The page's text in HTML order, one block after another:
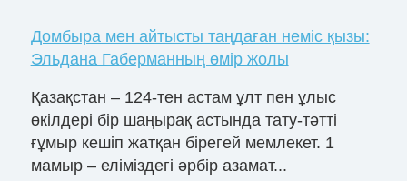
Домбыра мен айтысты таңдаған неміс қызы:
Эльдана Габерманның өмір жолы
Қазақстан – 124-тен астам ұлт пен ұлыс
өкілдері бір шаңырақ астында тату-тәтті
ғұмыр кешіп жатқан бірегей мемлекет. 1
мамыр – еліміздегі әрбір азамат...